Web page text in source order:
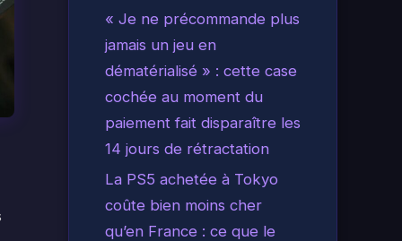
« Je ne précommande plus
jamais un jeu en
dématérialisé » : cette case
cochée au moment du
paiement fait disparaître les
14 jours de rétractation
La PS5 achetée à Tokyo
coûte bien moins cher
qu’en France : ce que le